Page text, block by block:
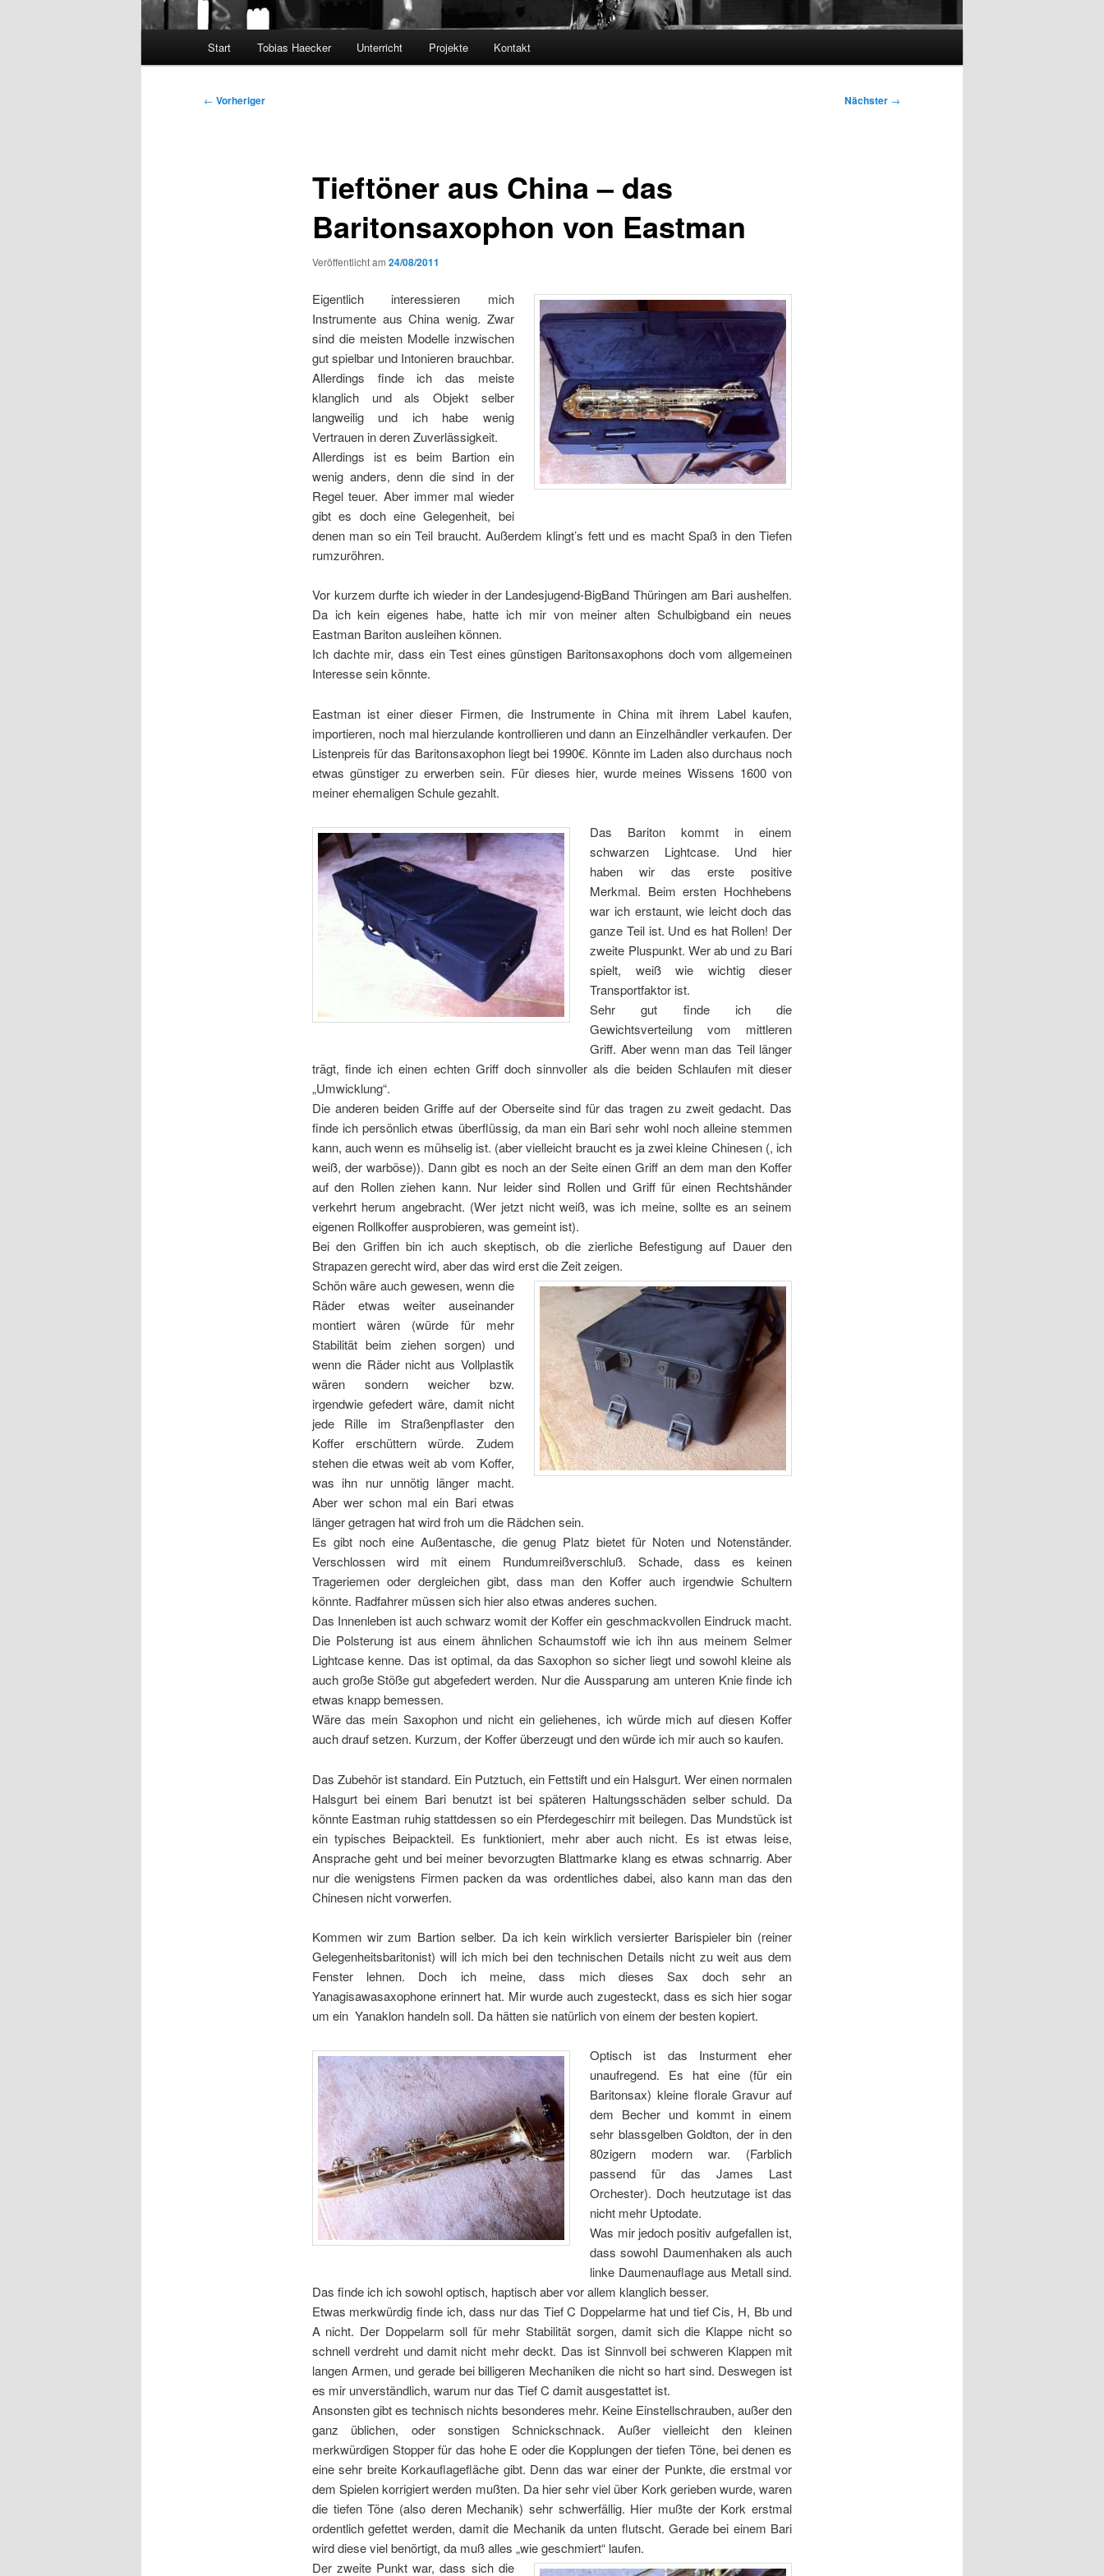
Start Tobias Haecker Unterricht Projekte Kontakt
Beitragsnavigation
← Vorheriger Nächster →
Tieftöner aus China – das
Baritonsaxophon von Eastman
Veröffentlicht am 24/08/2011
Eigentlich interessieren mich
Instrumente aus China wenig. Zwar
sind die meisten Modelle inzwischen
gut spielbar und Intonieren brauchbar.
Allerdings finde ich das meiste
klanglich und als Objekt selber
langweilig und ich habe wenig
Vertrauen in deren Zuverlässigkeit.
Allerdings ist es beim Bartion ein
wenig anders, denn die sind in der
Regel teuer. Aber immer mal wieder
gibt es doch eine Gelegenheit, bei
denen man so ein Teil braucht. Außerdem klingt’s fett und es macht Spaß in den Tiefen
rumzuröhren.
Vor kurzem durfte ich wieder in der Landesjugend-BigBand Thüringen am Bari aushelfen.
Da ich kein eigenes habe, hatte ich mir von meiner alten Schulbigband ein neues
Eastman Bariton ausleihen können.
Ich dachte mir, dass ein Test eines günstigen Baritonsaxophons doch vom allgemeinen
Interesse sein könnte.
Eastman ist einer dieser Firmen, die Instrumente in China mit ihrem Label kaufen,
importieren, noch mal hierzulande kontrollieren und dann an Einzelhändler verkaufen. Der
Listenpreis für das Baritonsaxophon liegt bei 1990€. Könnte im Laden also durchaus noch
etwas günstiger zu erwerben sein. Für dieses hier, wurde meines Wissens 1600 von
meiner ehemaligen Schule gezahlt.
Das Bariton kommt in einem
schwarzen Lightcase. Und hier
haben wir das erste positive
Merkmal. Beim ersten Hochhebens
war ich erstaunt, wie leicht doch das
ganze Teil ist. Und es hat Rollen! Der
zweite Pluspunkt. Wer ab und zu Bari
spielt, weiß wie wichtig dieser
Transportfaktor ist.
Sehr gut finde ich die
Gewichtsverteilung vom mittleren
Griff. Aber wenn man das Teil länger
trägt, finde ich einen echten Griff doch sinnvoller als die beiden Schlaufen mit dieser
„Umwicklung“.
Die anderen beiden Griffe auf der Oberseite sind für das tragen zu zweit gedacht. Das
finde ich persönlich etwas überflüssig, da man ein Bari sehr wohl noch alleine stemmen
kann, auch wenn es mühselig ist. (aber vielleicht braucht es ja zwei kleine Chinesen (, ich
weiß, der warböse)). Dann gibt es noch an der Seite einen Griff an dem man den Koffer
auf den Rollen ziehen kann. Nur leider sind Rollen und Griff für einen Rechtshänder
verkehrt herum angebracht. (Wer jetzt nicht weiß, was ich meine, sollte es an seinem
eigenen Rollkoffer ausprobieren, was gemeint ist).
Bei den Griffen bin ich auch skeptisch, ob die zierliche Befestigung auf Dauer den
Strapazen gerecht wird, aber das wird erst die Zeit zeigen.
Schön wäre auch gewesen, wenn die
Räder etwas weiter auseinander
montiert wären (würde für mehr
Stabilität beim ziehen sorgen) und
wenn die Räder nicht aus Vollplastik
wären sondern weicher bzw.
irgendwie gefedert wäre, damit nicht
jede Rille im Straßenpflaster den
Koffer erschüttern würde. Zudem
stehen die etwas weit ab vom Koffer,
was ihn nur unnötig länger macht.
Aber wer schon mal ein Bari etwas
länger getragen hat wird froh um die Rädchen sein.
Es gibt noch eine Außentasche, die genug Platz bietet für Noten und Notenständer.
Verschlossen wird mit einem Rundumreißverschluß. Schade, dass es keinen
Trageriemen oder dergleichen gibt, dass man den Koffer auch irgendwie Schultern
könnte. Radfahrer müssen sich hier also etwas anderes suchen.
Das Innenleben ist auch schwarz womit der Koffer ein geschmackvollen Eindruck macht.
Die Polsterung ist aus einem ähnlichen Schaumstoff wie ich ihn aus meinem Selmer
Lightcase kenne. Das ist optimal, da das Saxophon so sicher liegt und sowohl kleine als
auch große Stöße gut abgefedert werden. Nur die Aussparung am unteren Knie finde ich
etwas knapp bemessen.
Wäre das mein Saxophon und nicht ein geliehenes, ich würde mich auf diesen Koffer
auch drauf setzen. Kurzum, der Koffer überzeugt und den würde ich mir auch so kaufen.
Das Zubehör ist standard. Ein Putztuch, ein Fettstift und ein Halsgurt. Wer einen normalen
Halsgurt bei einem Bari benutzt ist bei späteren Haltungsschäden selber schuld. Da
könnte Eastman ruhig stattdessen so ein Pferdegeschirr mit beilegen. Das Mundstück ist
ein typisches Beipackteil. Es funktioniert, mehr aber auch nicht. Es ist etwas leise,
Ansprache geht und bei meiner bevorzugten Blattmarke klang es etwas schnarrig. Aber
nur die wenigstens Firmen packen da was ordentliches dabei, also kann man das den
Chinesen nicht vorwerfen.
Kommen wir zum Bartion selber. Da ich kein wirklich versierter Barispieler bin (reiner
Gelegenheitsbaritonist) will ich mich bei den technischen Details nicht zu weit aus dem
Fenster lehnen. Doch ich meine, dass mich dieses Sax doch sehr an
Yanagisawasaxophone erinnert hat. Mir wurde auch zugesteckt, dass es sich hier sogar
um ein Yanaklon handeln soll. Da hätten sie natürlich von einem der besten kopiert.
Optisch ist das Insturment eher
unaufregend. Es hat eine (für ein
Baritonsax) kleine florale Gravur auf
dem Becher und kommt in einem
sehr blassgelben Goldton, der in den
80zigern modern war. (Farblich
passend für das James Last
Orchester). Doch heutzutage ist das
nicht mehr Uptodate.
Was mir jedoch positiv aufgefallen ist,
dass sowohl Daumenhaken als auch
linke Daumenauflage aus Metall sind.
Das finde ich ich sowohl optisch, haptisch aber vor allem klanglich besser.
Etwas merkwürdig finde ich, dass nur das Tief C Doppelarme hat und tief Cis, H, Bb und
A nicht. Der Doppelarm soll für mehr Stabilität sorgen, damit sich die Klappe nicht so
schnell verdreht und damit nicht mehr deckt. Das ist Sinnvoll bei schweren Klappen mit
langen Armen, und gerade bei billigeren Mechaniken die nicht so hart sind. Deswegen ist
es mir unverständlich, warum nur das Tief C damit ausgestattet ist.
Ansonsten gibt es technisch nichts besonderes mehr. Keine Einstellschrauben, außer den
ganz üblichen, oder sonstigen Schnickschnack. Außer vielleicht den kleinen
merkwürdigen Stopper für das hohe E oder die Kopplungen der tiefen Töne, bei denen es
eine sehr breite Korkauflagefläche gibt. Denn das war einer der Punkte, die erstmal vor
dem Spielen korrigiert werden mußten. Da hier sehr viel über Kork gerieben wurde, waren
die tiefen Töne (also deren Mechanik) sehr schwerfällig. Hier mußte der Kork erstmal
ordentlich gefettet werden, damit die Mechanik da unten flutscht. Gerade bei einem Bari
wird diese viel benörtigt, da muß alles „wie geschmiert“ laufen.
Der zweite Punkt war, dass sich die